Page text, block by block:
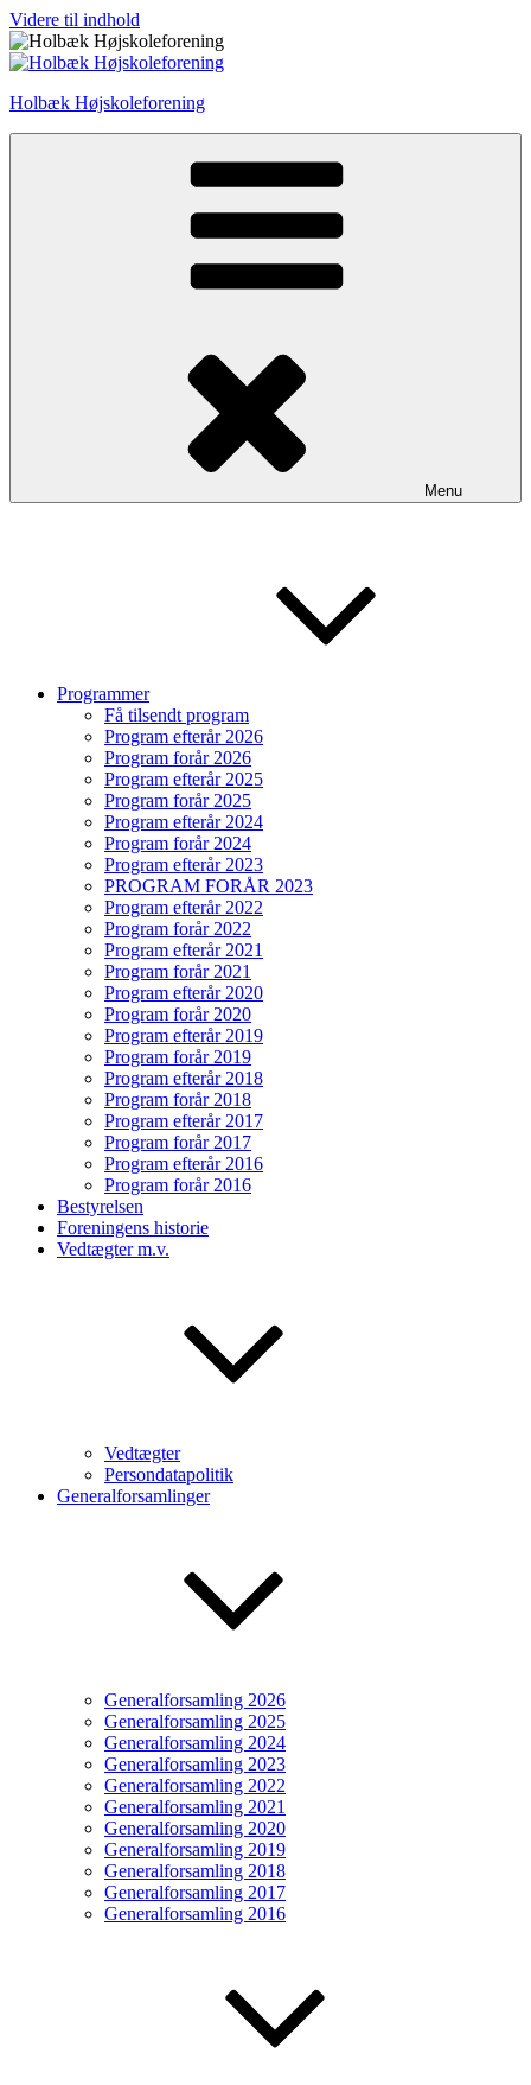
Videre til indhold
Holbæk Højskoleforening
Menu
Programmer
Få tilsendt program
Program efterår 2026
Program forår 2026
Program efterår 2025
Program forår 2025
Program efterår 2024
Program forår 2024
Program efterår 2023
PROGRAM FORÅR 2023
Program efterår 2022
Program forår 2022
Program efterår 2021
Program forår 2021
Program efterår 2020
Program forår 2020
Program efterår 2019
Program forår 2019
Program efterår 2018
Program forår 2018
Program efterår 2017
Program forår 2017
Program efterår 2016
Program forår 2016
Bestyrelsen
Foreningens historie
Vedtægter m.v.
Vedtægter
Persondatapolitik
Generalforsamlinger
Generalforsamling 2026
Generalforsamling 2025
Generalforsamling 2024
Generalforsamling 2023
Generalforsamling 2022
Generalforsamling 2021
Generalforsamling 2020
Generalforsamling 2019
Generalforsamling 2018
Generalforsamling 2017
Generalforsamling 2016